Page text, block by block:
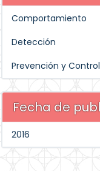
Comportamiento
Detección
Prevención y Control
Fecha de
2016